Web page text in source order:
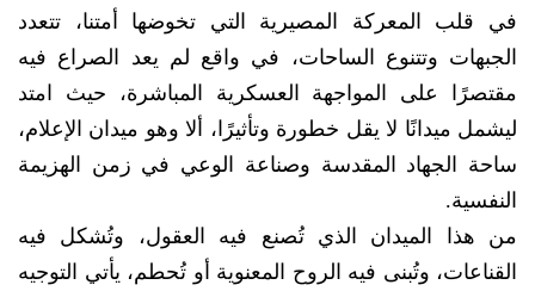
في قلب المعركة المصيرية التي تخوضها أمتنا، تتعدد
الجبهات وتتنوع الساحات، في واقع لم يعد الصراع فيه
مقتصرًا على المواجهة العسكرية المباشرة، حيث امتد
ليشمل ميدانًا لا يقل خطورة وتأثيرًا، ألا وهو ميدان الإعلام،
ساحة الجهاد المقدسة وصناعة الوعي في زمن الهزيمة
النفسية.
من هذا الميدان الذي تُصنع فيه العقول، وتُشكل فيه
القناعات، وتُبنى فيه الروح المعنوية أو تُحطم، يأتي التوجيه